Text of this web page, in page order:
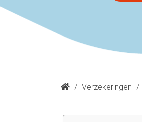
/ Verzekeringen /